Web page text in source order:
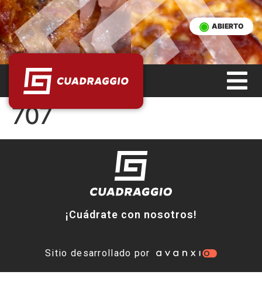
ABIERTO
707
¡Cuádrate con nosotros!
Sitio desarrollado por